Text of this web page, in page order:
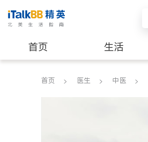
首页 生活
养老 非盈利组织
首页 医生 中医